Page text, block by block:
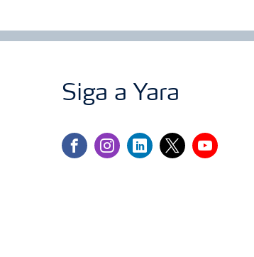
Siga a Yara
facebookinstagramlinkedintwitteryoutube